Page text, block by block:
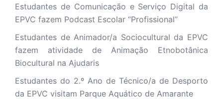
Estudantes de Comunicação e Serviço Digital da
EPVC fazem Podcast Escolar “Profissional”
Estudantes de Animador/a Sociocultural da EPVC
fazem atividade de Animação Etnobotânica
Biocultural na Ajudaris
Estudantes do 2.º Ano de Técnico/a de Desporto
da EPVC visitam Parque Aquático de Amarante